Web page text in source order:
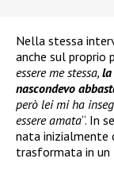
Nella stessa
anche sul proprio
essere me stessa, la
nascondevo
però lei mi ha
essere amata“. In
nata inizialmente
trasformata in un